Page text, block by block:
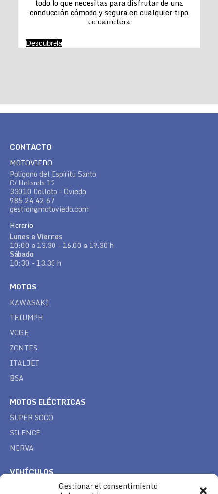
Gestionar el consentimiento
todo lo que necesitas para disfrutar de una
conducción cómodo y segura en cualquier tipo
de carretera
Descúbrela
CONTACTO
MOTOVIEDO
Polígono del Espíritu Santo
C/ Holanda 12
33010 Colloto – Oviedo
985 24 42 67
gestion@motoviedo.com
Horario
Lunes a Viernes
10:00 a 13.30 - 16.00 a 19.30 h
Sábado
10:30 - 13.30 h
MOTOS
KAWASAKI
TRIUMPH
VOGE
ZONTES
ITALJET
BSA
MOTOS ELÉCTRICAS
SUPER SOCO
SILENCE
NERVA
VEHÍCULOS